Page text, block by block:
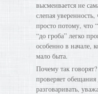
высмеивается не
слепая уверенность,
просто потому, что
“до гроба” легко
особенно в начале,
мало быта.
Почему так
проверяет
разговаривать,